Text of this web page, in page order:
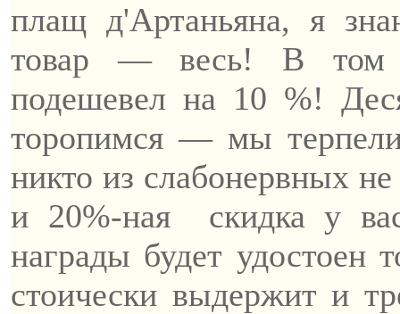
плащ д'Артаньяна, я
товар — весь! В
подешевел на 10 %!
торопимся — мы
никто из слабонервных
и 20%-ная
скидка у
награды будет удостоен
стоически выдержит и